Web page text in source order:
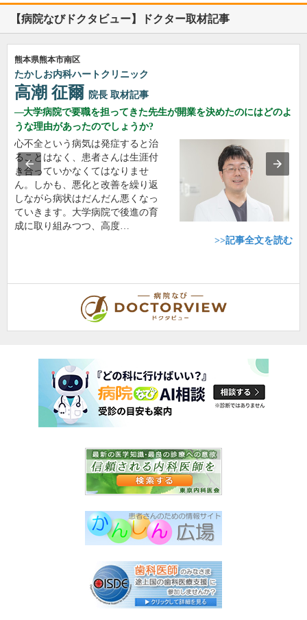
【病院なびドクタビュー】ドクター取材記事
熊本県熊本市南区
たかしお内科ハートクリニック
高潮 征爾 院長 取材記事
大学病院で要職を担ってきた先生が開業を決めたのにはどのよ
うな理由があったのでしょうか?
心不全という病気は発症すると治
ることはなく、患者さんは生涯付
き合っていかなくてはなりませ
ん。しかも、悪化と改善を繰り返
しながら病状はだんだん悪くなっ
ていきます。大学病院で後進の育
成に取り組みつつ、高度…
>>記事全文を読む